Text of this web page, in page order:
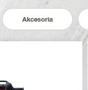
Akcesoria